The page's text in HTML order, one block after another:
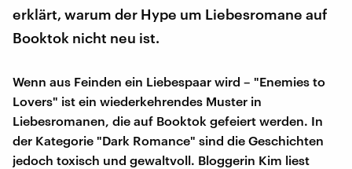
erklärt, warum der Hype um Liebesromane auf
Booktok nicht neu ist.
Wenn aus Feinden ein Liebespaar wird – "Enemies to
Lovers" ist ein wiederkehrendes Muster in
Liebesromanen, die auf Booktok gefeiert werden. In
der Kategorie "Dark Romance" sind die Geschichten
jedoch toxisch und gewaltvoll. Bloggerin Kim liest